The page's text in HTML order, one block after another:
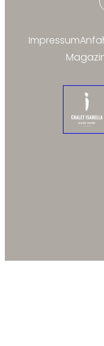
Impressum